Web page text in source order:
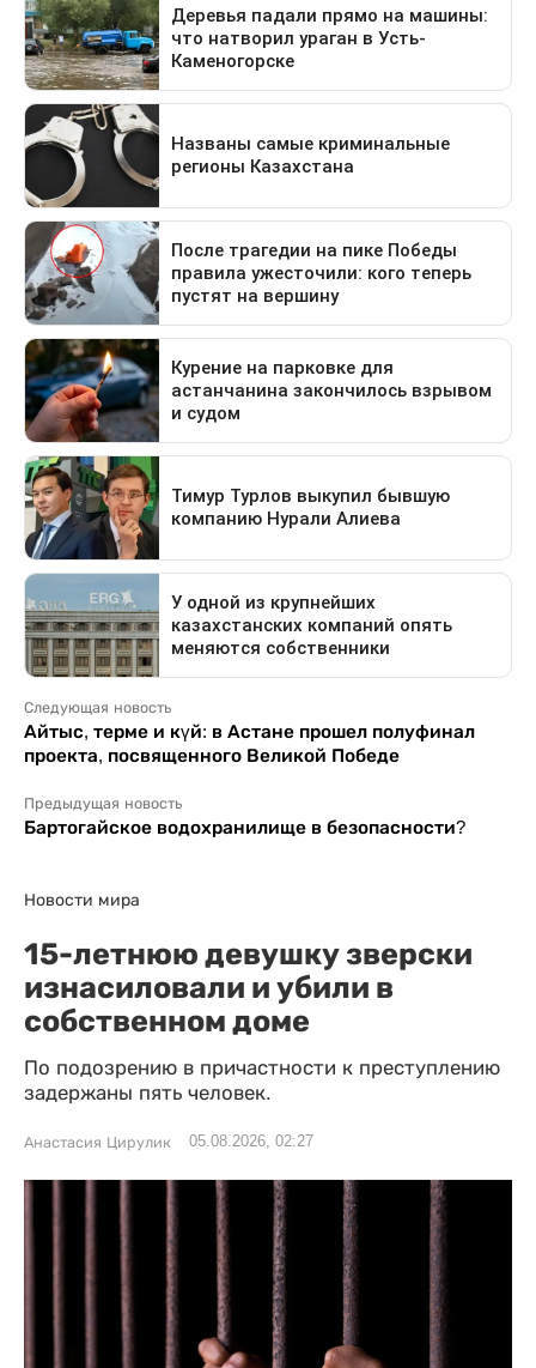
Следующая новость
Айтыс, терме и күй: в Астане прошел полуфинал
проекта, посвященного Великой Победе
Предыдущая новость
Бартогайское водохранилище в безопасности?
Новости мира
15-летнюю девушку зверски
изнасиловали и убили в
собственном доме
По подозрению в причастности к преступлению
задержаны пять человек.
Анастасия Цирулик 05.08.2026, 02:27